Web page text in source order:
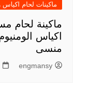
ماكينات لحام اكياس
ماكينة لحام
منسى
engmansy